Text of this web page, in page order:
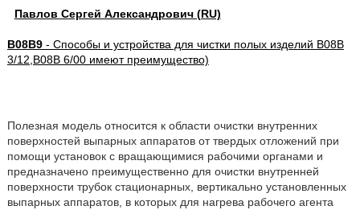
Павлов Сергей Александрович (RU)
B08B9- Способы и устройства для чистки полых изделий B08B
3/12,B08B 6/00 имеют преимущество)
Полезная модель относится к области очистки внутренних
поверхностей выпарных аппаратов от твердых отложений при
помощи установок с вращающимися рабочими органами и
предназначено преимущественно для очистки внутренней
поверхности трубок стационарных, вертикально установленных
выпарных аппаратов, в которых для нагрева рабочего агента